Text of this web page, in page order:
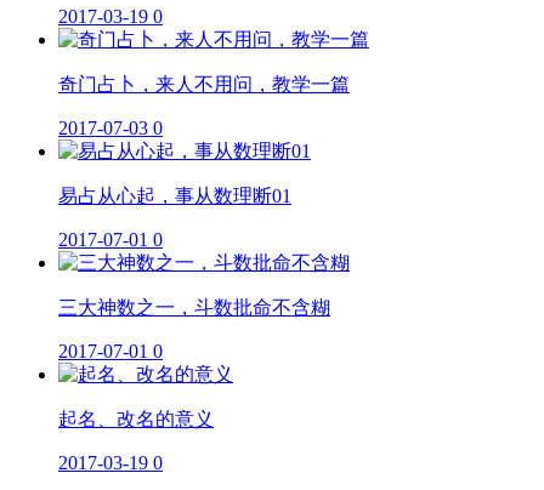
2017-03-19 0
奇门占卜，来人不用问，教学一篇
2017-07-03 0
易占从心起，事从数理断01
2017-07-01 0
三大神数之一，斗数批命不含糊
2017-07-01 0
起名、改名的意义
2017-03-19 0